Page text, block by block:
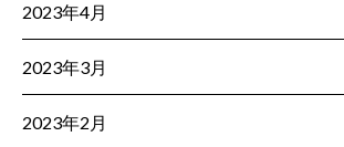
2023年4月
2023年3月
2023年2月